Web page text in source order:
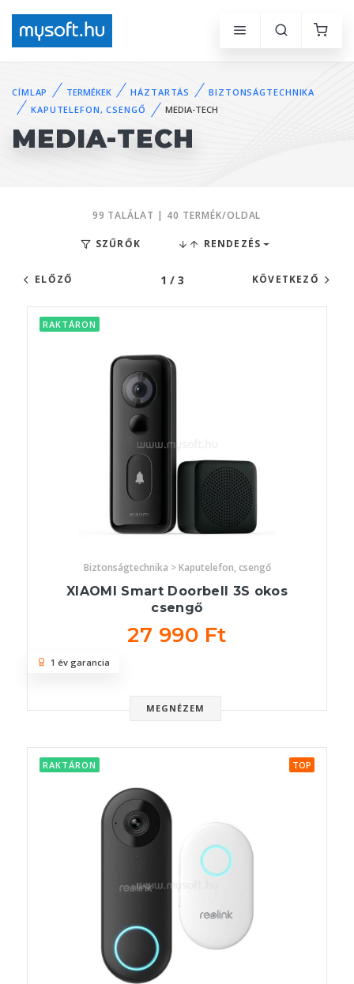
CÍMLAP TERMÉKEK HÁZTARTÁS
BIZTONSÁGTECHNIKA
KAPUTELEFON, CSENGŐ
MEDIA-TECH
MEDIA-TECH
99 TALÁLAT | 40 TERMÉK/OLDAL
SZŰRŐK RENDEZÉS
ELŐZŐ 1 / 3 KÖVETKEZŐ
RAKTÁRON
Biztonságtechnika > Kaputelefon, csengő
XIAOMI Smart Doorbell 3S okos
csengő
27 990 Ft
MEGNÉZEM
1 év garancia
RAKTÁRON TOP